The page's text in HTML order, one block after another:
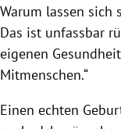
Warum lassen sich
Das ist unfassbar
eigenen
Mitmenschen.“
Einen echten